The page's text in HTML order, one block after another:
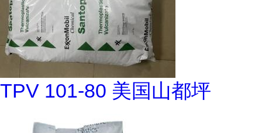
TPV 101-80 美国山都坪